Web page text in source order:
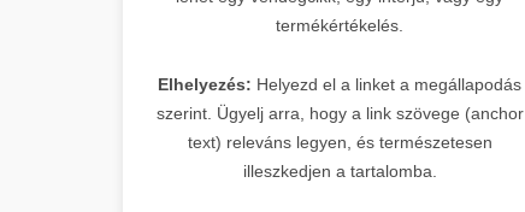
termékértékelés.
Elhelyezés: Helyezd el a linket a megállapodás
szerint. Ügyelj arra, hogy a link szövege (anchor
text) releváns legyen, és természetesen
illeszkedjen a tartalomba.